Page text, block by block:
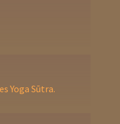
Yoga Sūtra.